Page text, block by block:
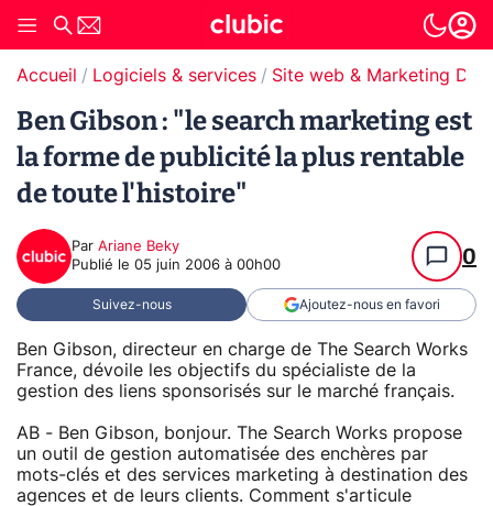
Accueil Logiciels & services Site web & Marketing
Ben Gibson : "le search marketing est
la forme de publicité la plus rentable
de toute l'histoire"
Par Ariane Beky
Publié le 05 juin 2006 à 00h00 0
Suivez-nous Ajoutez-nous en favori
Ben Gibson, directeur en charge de The Search Works
France, dévoile les objectifs du spécialiste de la
gestion des liens sponsorisés sur le marché français.
AB - Ben Gibson, bonjour. The Search Works propose
un outil de gestion automatisée des enchères par
mots-clés et des services marketing à destination des
agences et de leurs clients. Comment s'articule